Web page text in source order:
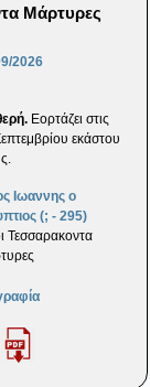
Μάρτυρες
2026
Εορτάζει στις
εκάστου
Ιωαννης ο
(; - 295)
Τεσσαρακοντα